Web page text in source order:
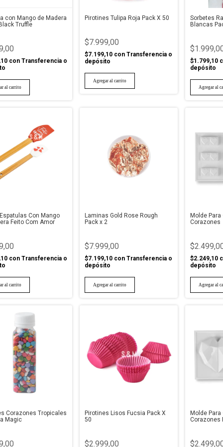
con Mango de Madera
Truffle
con Transferencia o
Pirotines Tulipa Roja Pack X 50
$7.999,00
$7.199,10 con Transferencia o
depósito
Sorbetes
Blancas
$1.799,10
depósito
Con Mango
Feito Com Amor
con Transferencia o
Laminas Gold Rose Rough
Pack x 2
$7.999,00
$7.199,10 con Transferencia o
depósito
Molde
Corazones
$2.249,10
depósito
Corazones Tropicales
Magic
Pirotines Lisos Fucsia Pack X
50
$2.999,00
Molde
Corazones